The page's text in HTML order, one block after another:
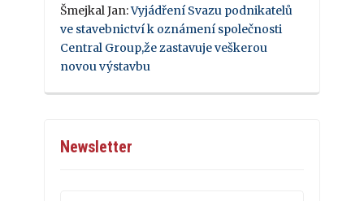
Šmejkal Jan:Vyjádření Svazu podnikatelů
ve stavebnictví k oznámení společnosti
Central Group,že zastavuje veškerou
novou výstavbu
Newsletter